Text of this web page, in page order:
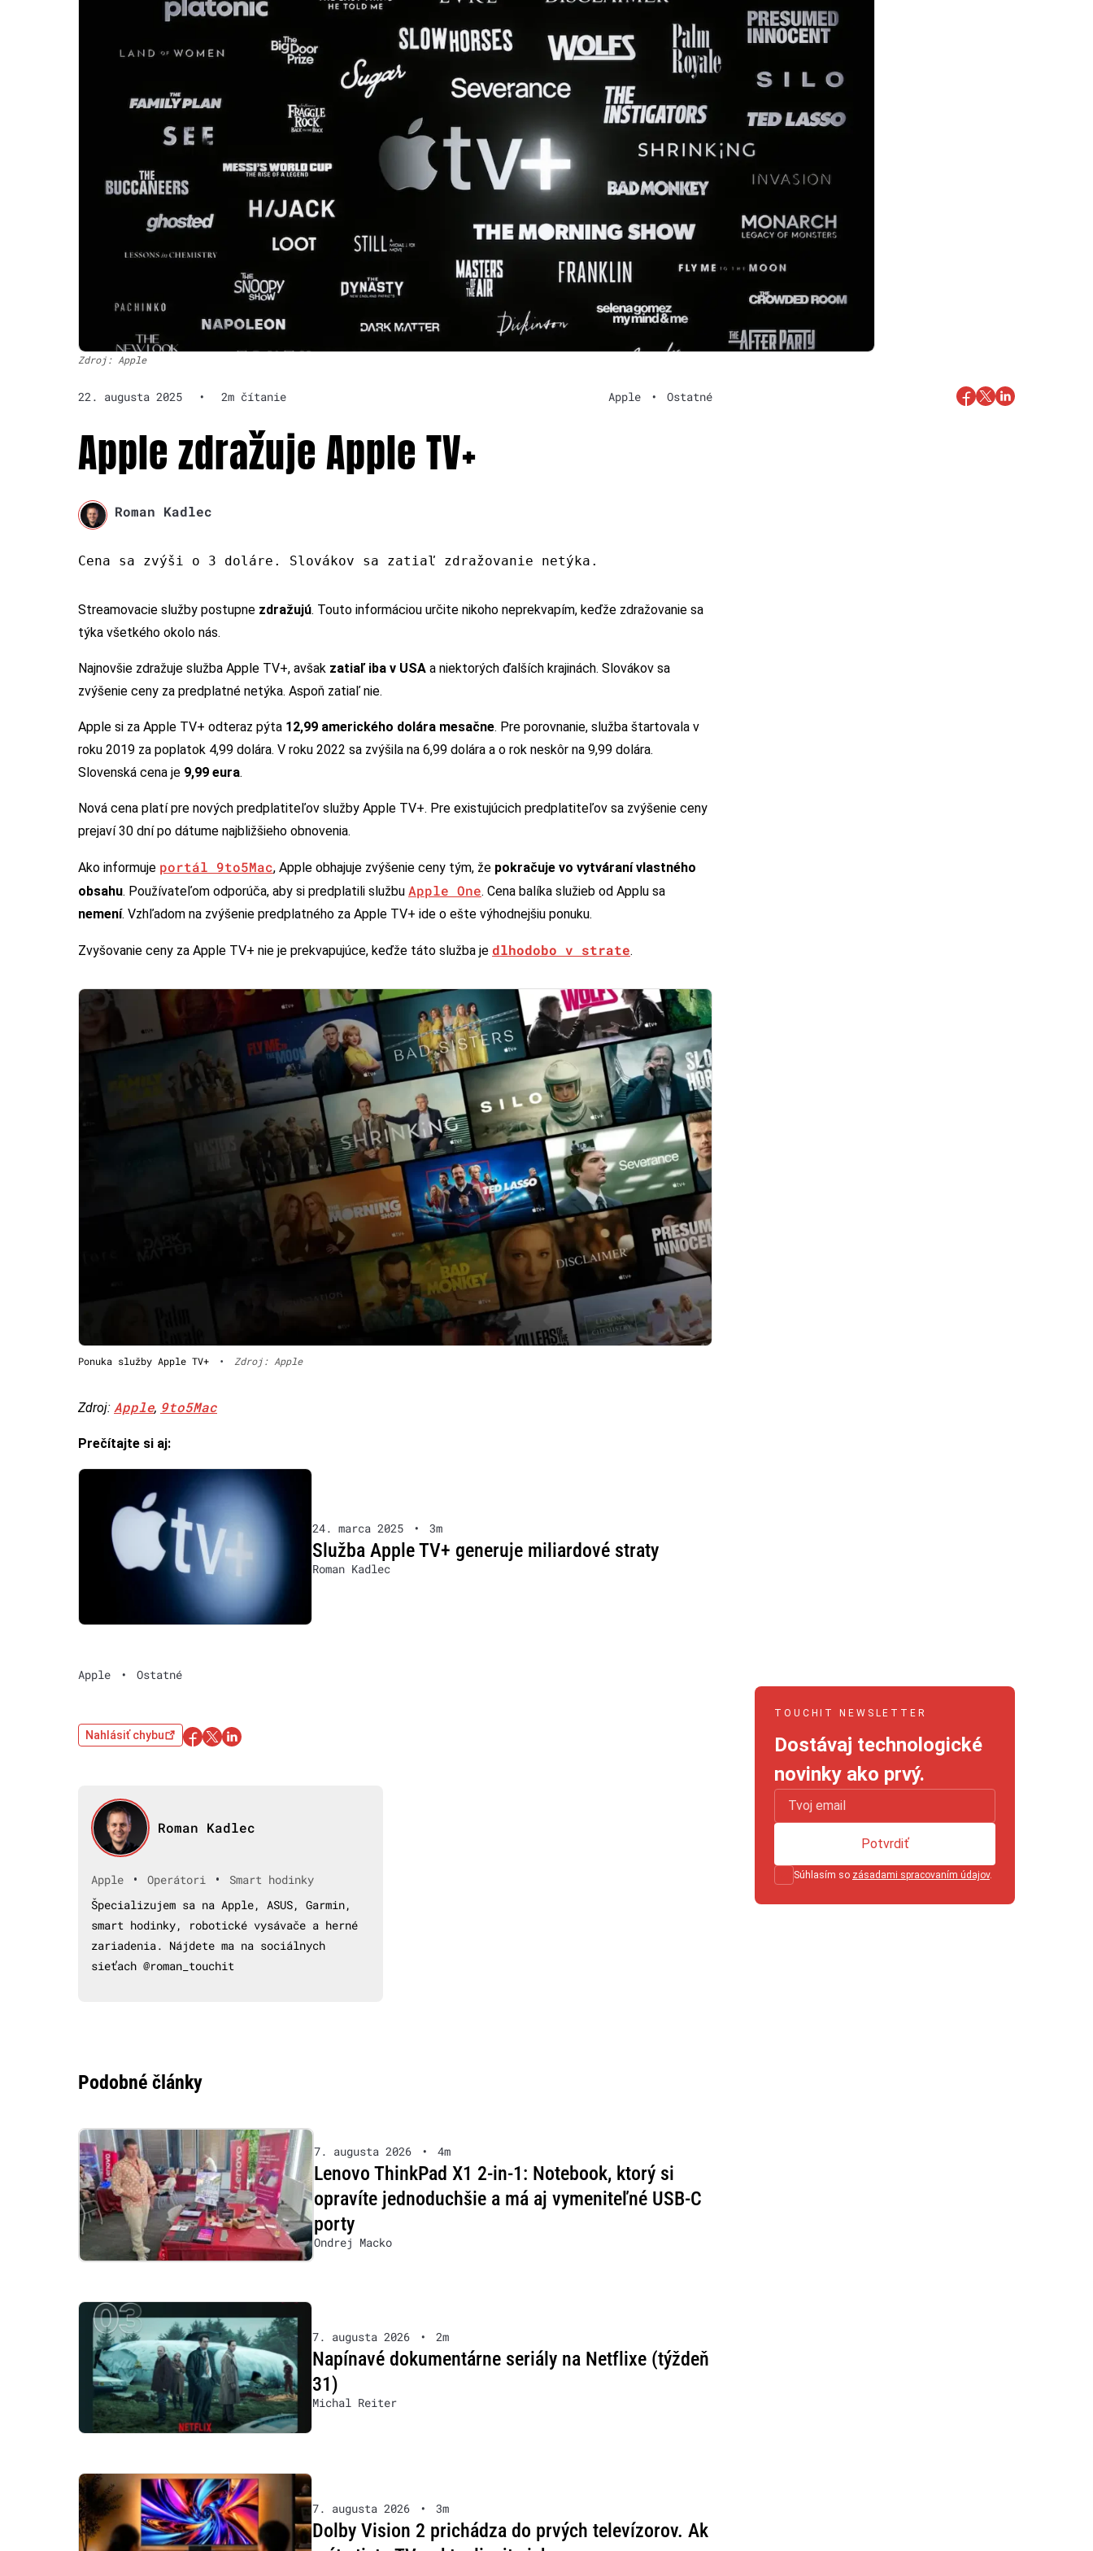
Zdroj: Apple
22. augusta 2025 • 2m čítanie Apple • Ostatné
Apple zdražuje Apple TV+
Roman Kadlec
Cena sa zvýši o 3 doláre. Slovákov sa zatiaľ zdražovanie netýka.
Streamovacie služby postupne zdražujú. Touto informáciou určite nikoho neprekvapím, keďže zdražovanie sa
týka všetkého okolo nás.
Najnovšie zdražuje služba Apple TV+, avšak zatiaľ iba v USA a niektorých ďalších krajinách. Slovákov sa
zvýšenie ceny za predplatné netýka. Aspoň zatiaľ nie.
Apple si za Apple TV+ odteraz pýta 12,99 amerického dolára mesačne. Pre porovnanie, služba štartovala v
roku 2019 za poplatok 4,99 dolára. V roku 2022 sa zvýšila na 6,99 dolára a o rok neskôr na 9,99 dolára.
Slovenská cena je 9,99 eura.
Nová cena platí pre nových predplatiteľov služby Apple TV+. Pre existujúcich predplatiteľov sa zvýšenie ceny
prejaví 30 dní po dátume najbližšieho obnovenia.
Ako informuje portál 9to5Mac, Apple obhajuje zvýšenie ceny tým, že pokračuje vo vytváraní vlastného
obsahu. Používateľom odporúča, aby si predplatili službu Apple One. Cena balíka služieb od Applu sa
nemení. Vzhľadom na zvýšenie predplatného za Apple TV+ ide o ešte výhodnejšiu ponuku.
Zvyšovanie ceny za Apple TV+ nie je prekvapujúce, keďže táto služba je dlhodobo v strate.
Ponuka služby Apple TV+ • Zdroj: Apple
Zdroj: Apple, 9to5Mac
Prečítajte si aj:
24. marca 2025 • 3m
Služba Apple TV+ generuje miliardové straty
Roman Kadlec
Apple • Ostatné
Nahlásiť chybu
Roman Kadlec
Apple • Operátori •
Smart hodinky
Špecializujem sa na Apple, ASUS, Garmin,
smart hodinky, robotické vysávače a herné
zariadenia. Nájdete ma na sociálnych
sieťach @roman_touchit
Podobné články
7. augusta 2026 • 4m
Lenovo ThinkPad X1 2-in-1: Notebook, ktorý si
opravíte jednoduchšie a má aj vymeniteľné USB-C
porty
Ondrej Macko
7. augusta 2026 • 2m
Napínavé dokumentárne seriály na Netflixe (týždeň
31)
Michal Reiter
7. augusta 2026 • 3m
Dolby Vision 2 prichádza do prvých televízorov. Ak
TOUCHIT NEWSLETTER
Dostávaj technologické
novinky ako prvý.
Súhlasím so zásadami spracovaním údajov.
Potvrdiť